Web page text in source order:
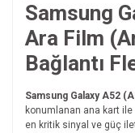
Samsung
Ara Film
Bağlantı
Samsung Galaxy A52
konumlanan ana kart ile
en kritik sinyal ve güç